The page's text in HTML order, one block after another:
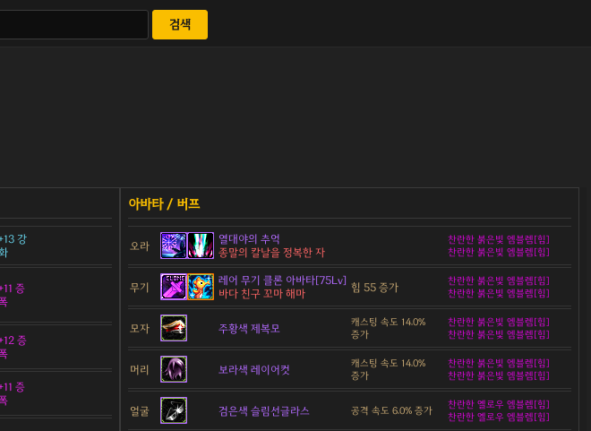
검색
강
증
증
증
오라
열대야의 추억
종말의 칼날을 정복한 자
찬란한 붉은빛 엠블렘[힘]
찬란한 붉은빛 엠블렘[힘]
무기
레어 무기 클론 아바타[75Lv]
바다 친구 꼬마 해마
힘 55 증가
찬란한 붉은빛 엠블렘[힘]
찬란한 붉은빛 엠블렘[힘]
모자 주황색 제복모
캐스팅 속도 14.0%
증가
찬란한 붉은빛 엠블렘[힘]
찬란한 붉은빛 엠블렘[힘]
머리 보라색 레이어컷
캐스팅 속도 14.0%
증가
찬란한 붉은빛 엠블렘[힘]
찬란한 붉은빛 엠블렘[힘]
얼굴 검은색 슬림선글라스 공격 속도 6.0% 증가
찬란한 옐로우 엠블렘[힘]
찬란한 옐로우 엠블렘[힘]